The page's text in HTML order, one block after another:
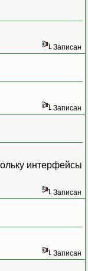
Записан
Записан
интерфейсы
Записан
Записан